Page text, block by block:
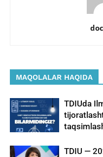
MAQOLALAR HAQIDA
TDIUda
TDIU —